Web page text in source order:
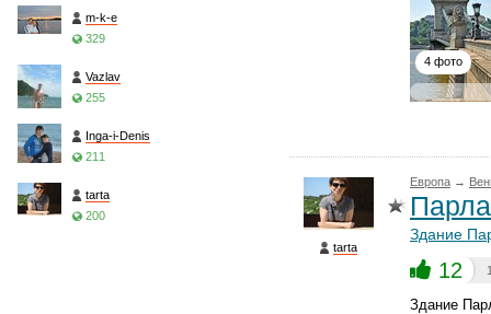
m-k-e
329
Vazlav
255
Inga-i-Denis
211
tarta
200
4 фото
tarta
Европа →
Здание
12
Здание